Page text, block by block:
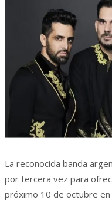
La reconocida banda
por tercera vez para
próximo 10 de octubre en